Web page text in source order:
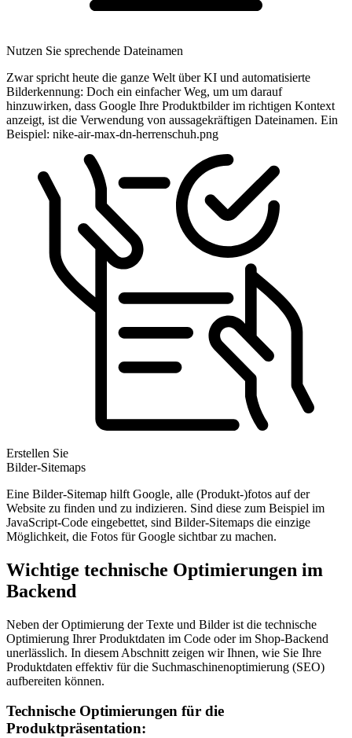
Nutzen Sie sprechende Dateinamen
Zwar spricht heute die ganze Welt über KI und automatisierte
Bilderkennung: Doch ein einfacher Weg, um um darauf
hinzuwirken, dass Google Ihre Produktbilder im richtigen Kontext
anzeigt, ist die Verwendung von aussagekräftigen Dateinamen. Ein
Beispiel: nike-air-max-dn-herrenschuh.png
Erstellen Sie
Bilder-Sitemaps
Eine Bilder-Sitemap hilft Google, alle (Produkt-)fotos auf der
Website zu finden und zu indizieren. Sind diese zum Beispiel im
JavaScript-Code eingebettet, sind Bilder-Sitemaps die einzige
Möglichkeit, die Fotos für Google sichtbar zu machen.
Wichtige technische Optimierungen im
Backend
Neben der Optimierung der Texte und Bilder ist die technische
Optimierung Ihrer Produktdaten im Code oder im Shop-Backend
unerlässlich. In diesem Abschnitt zeigen wir Ihnen, wie Sie Ihre
Produktdaten effektiv für die Suchmaschinenoptimierung (SEO)
aufbereiten können.
Technische Optimierungen für die
Produktpräsentation: